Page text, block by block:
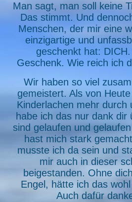
Man sagt, man soll keine
Das stimmt. Und
Menschen, der mir eine
einzigartige und
geschenkt hat:
Geschenk. Wie reich ich
Wir haben so viel
gemeistert. Als von
Kinderlachen mehr durch
habe ich das nur dank dir
sind gelaufen und
hast mich stark
musste ich da sein und
mir auch in dieser
beigestanden. Ohne
Engel, hätte ich das
Auch dafür